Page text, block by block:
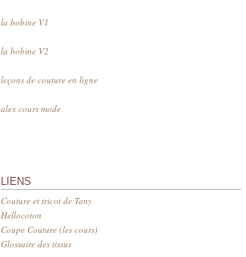
la bobine V1
la bobine V2
leçons de couture en ligne
alex cours mode
LIENS
Couture et tricot de Tany
Hellocoton
Coupe Couture (les cours)
Glossaire des tissus